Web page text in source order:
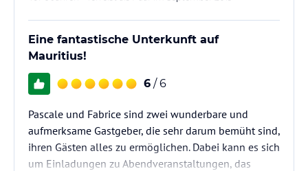
ohne Gewähr und ohne Prüfung durch HolidayCheck. Bitte
lies vor der Buchung die verbindlichen
Eine fantastische Unterkunft auf
Mauritius!
6 / 6
Pascale und Fabrice sind zwei wunderbare und
aufmerksame Gastgeber, die sehr darum bemüht sind,
ihren Gästen alles zu ermöglichen. Dabei kann es sich
um Einladungen zu Abendveranstaltungen, das